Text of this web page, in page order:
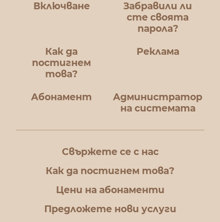
Включване
Забравили ли
сте своята
парола?
Как да
постигнем
това?
Реклама
Абонамент
Администратор
на системата
Свържете се с нас
Как да постигнем това?
Цени на абонаменти
Предложете нови услуги